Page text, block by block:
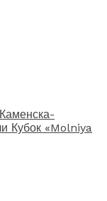
Кубок «Molniya